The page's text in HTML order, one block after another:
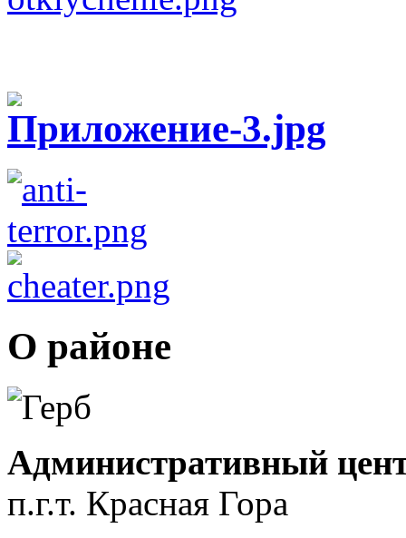
О районе
Административный
п.г.т. Красная Гора